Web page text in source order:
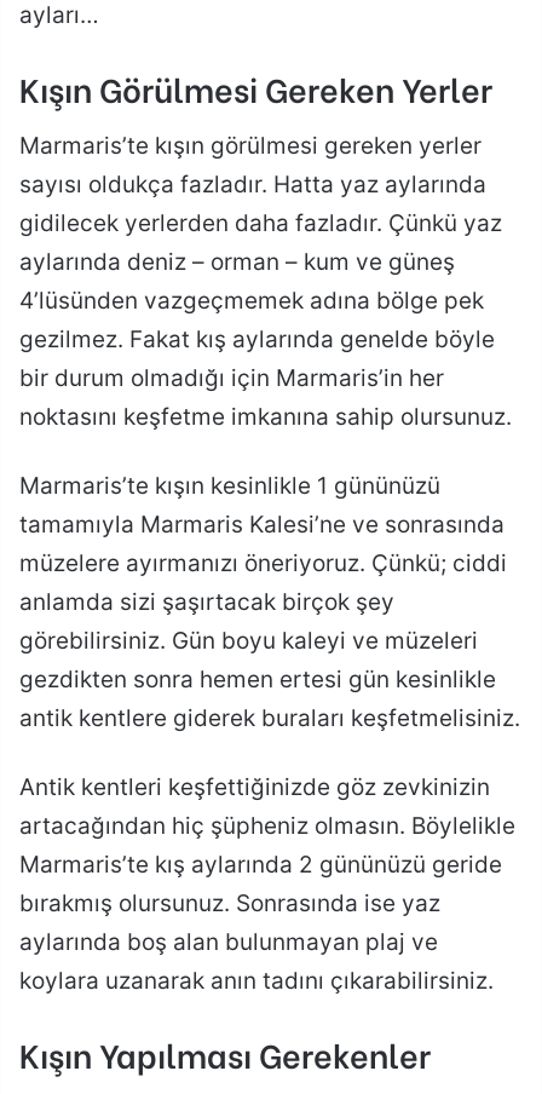
ayları…
Kışın Görülmesi Gereken Yerler
Marmaris’te kışın görülmesi gereken yerler
sayısı oldukça fazladır. Hatta yaz aylarında
gidilecek yerlerden daha fazladır. Çünkü yaz
aylarında deniz – orman – kum ve güneş
4’lüsünden vazgeçmemek adına bölge pek
gezilmez. Fakat kış aylarında genelde böyle
bir durum olmadığı için Marmaris’in her
noktasını keşfetme imkanına sahip olursunuz.
Marmaris’te kışın kesinlikle 1 gününüzü
tamamıyla Marmaris Kalesi’ne ve sonrasında
müzelere ayırmanızı öneriyoruz. Çünkü; ciddi
anlamda sizi şaşırtacak birçok şey
görebilirsiniz. Gün boyu kaleyi ve müzeleri
gezdikten sonra hemen ertesi gün kesinlikle
antik kentlere giderek buraları keşfetmelisiniz.
Antik kentleri keşfettiğinizde göz zevkinizin
artacağından hiç şüpheniz olmasın. Böylelikle
Marmaris’te kış aylarında 2 gününüzü geride
bırakmış olursunuz. Sonrasında ise yaz
aylarında boş alan bulunmayan plaj ve
koylara uzanarak anın tadını çıkarabilirsiniz.
Kışın Yapılması Gerekenler